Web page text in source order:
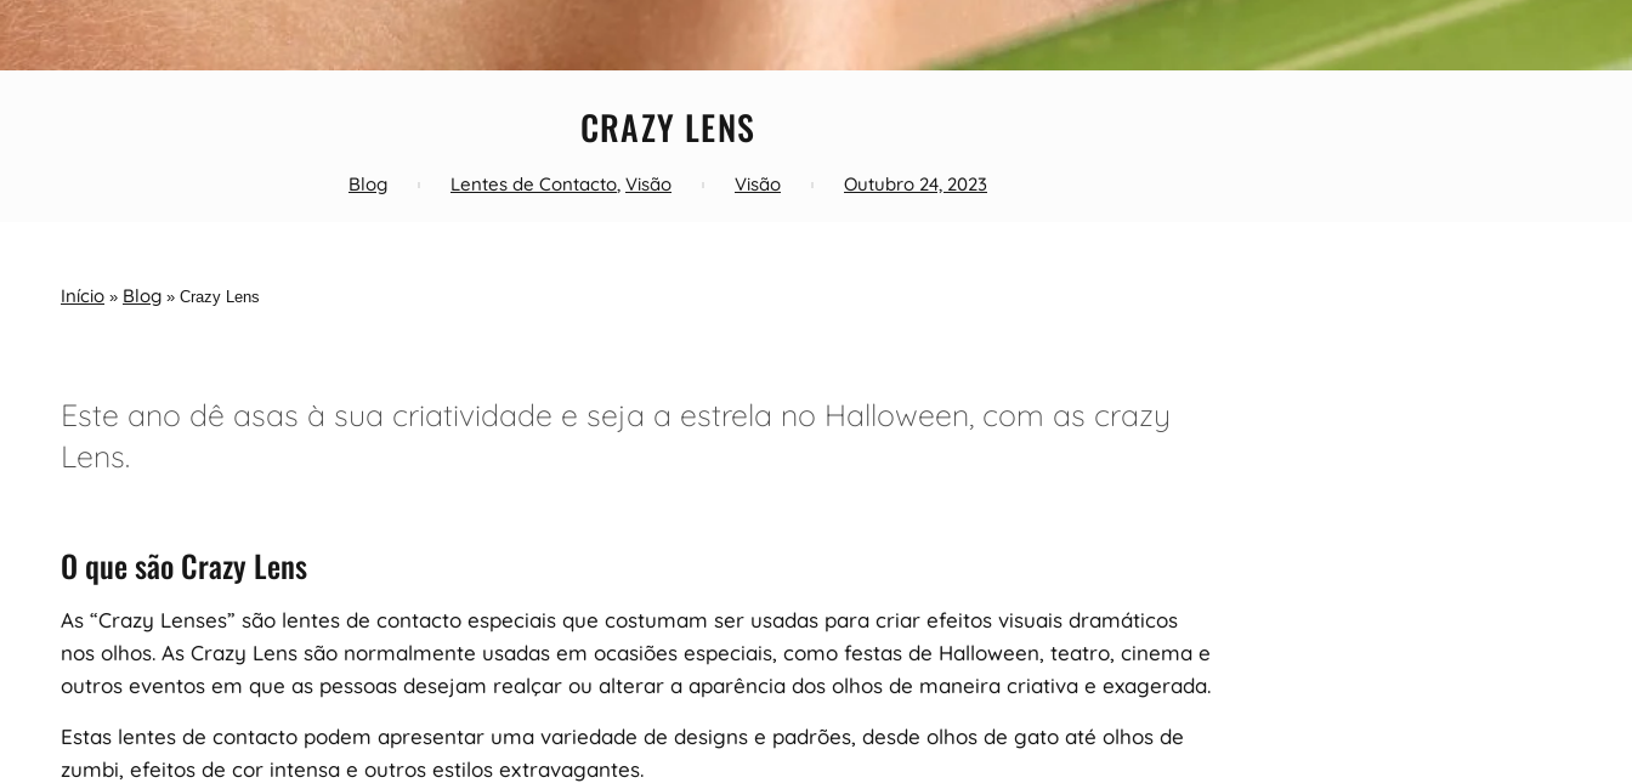
CRAZY LENS
Blog Lentes de Contacto, Visão Visão Outubro 24, 2023
Início » Blog » Crazy Lens
Este ano dê asas à sua criatividade e seja a estrela no Halloween, com as crazy
Lens.
O que são Crazy Lens
As “Crazy Lenses” são lentes de contacto especiais que costumam ser usadas para criar efeitos visuais dramáticos
nos olhos. As Crazy Lens são normalmente usadas em ocasiões especiais, como festas de Halloween, teatro, cinema e
outros eventos em que as pessoas desejam realçar ou alterar a aparência dos olhos de maneira criativa e exagerada.
Estas lentes de contacto podem apresentar uma variedade de designs e padrões, desde olhos de gato até olhos de
zumbi, efeitos de cor intensa e outros estilos extravagantes.